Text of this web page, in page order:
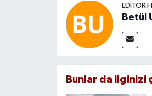
EDITÖR
Betül
Bunlar da ilginizi